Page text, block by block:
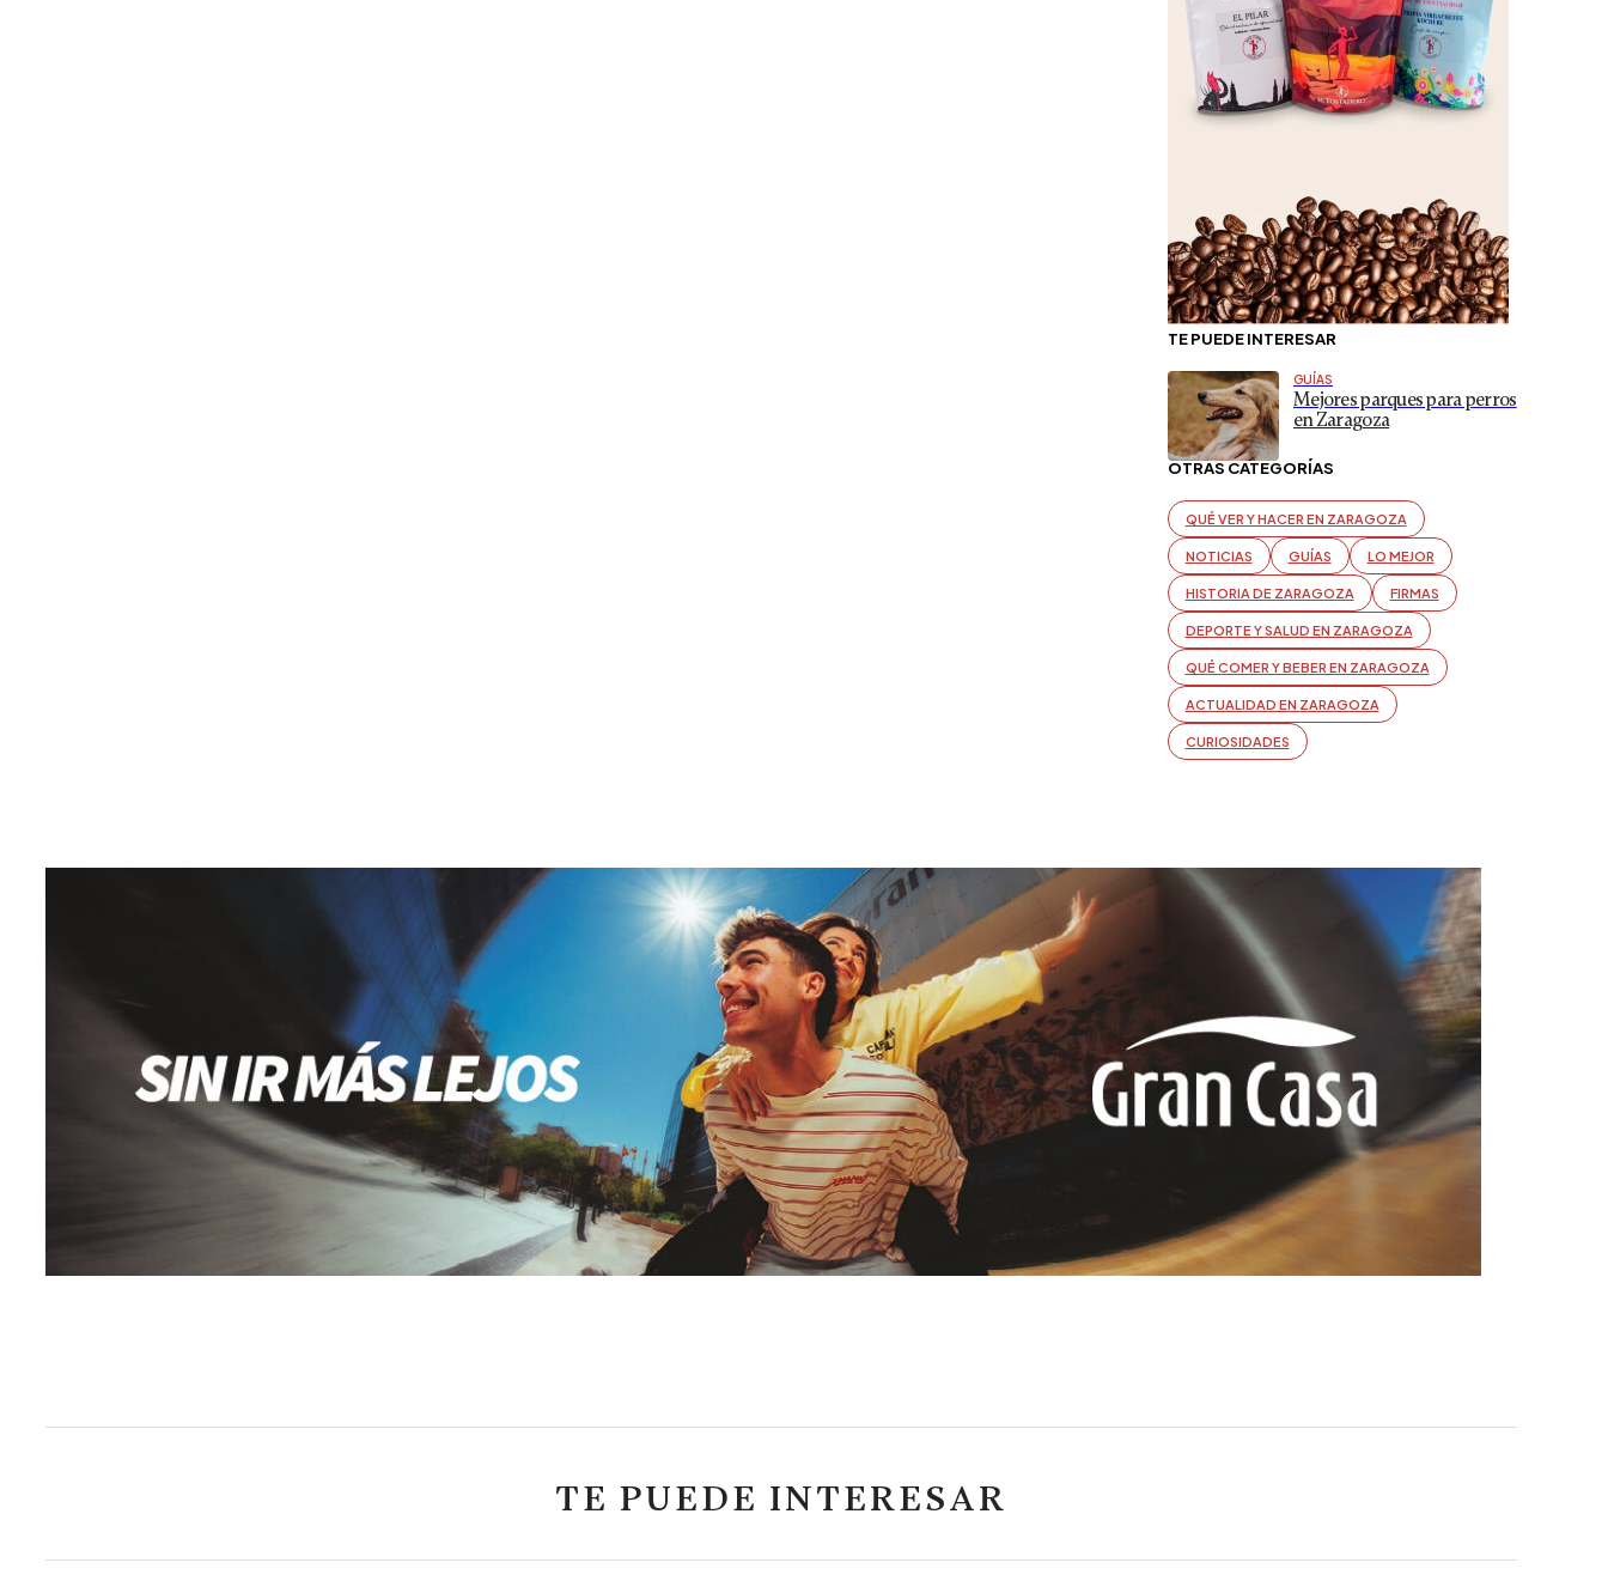
TE PUEDE INTERESAR
GUÍAS
Mejores parques para perros
en Zaragoza
OTRAS CATEGORÍAS
QUÉ VER Y HACER EN ZARAGOZA
NOTICIAS GUÍAS LO MEJOR
HISTORIA DE ZARAGOZA FIRMAS
DEPORTE Y SALUD EN ZARAGOZA
QUÉ COMER Y BEBER EN ZARAGOZA
ACTUALIDAD EN ZARAGOZA
CURIOSIDADES
TE PUEDE INTERESAR